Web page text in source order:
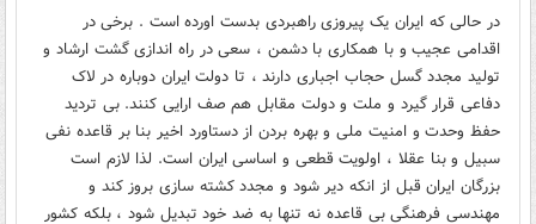
لاهیجانی
۰۹:۴۰ - ۱۴۰۳/۰۲/۰۲
در حالی که ایران یک پیروزی راهبردی بدست اورده است . برخی در
اقدامی عجیب و با همکاری با دشمن ، سعی در راه اندازی گشت ارشاد و
تولید مجدد گسل حجاب اجباری دارند ، تا دولت ایران دوباره در لاک
دفاعی قرار گیرد و ملت و دولت مقابل هم صف ارایی کنند. بی تردید
حفظ وحدت و امنیت ملی و بهره بردن از دستاورد اخیر بنا بر قاعده نفی
سبیل و بنا عقلا ، اولویت قطعی و اساسی ایران است. لذا لازم است
بزرگان ایران قبل از انکه دیر شود و مجدد کشته سازی بروز کند و
مهندسی فرهنگی بی قاعده نه تنها به ضد خود تبدیل شود ، بلکه کشور